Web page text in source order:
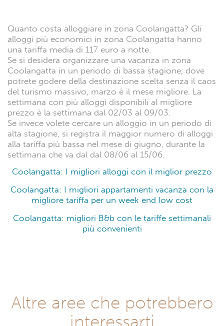
Quanto costa alloggiare in zona Coolangatta? Gli
alloggi più economici in zona Coolangatta hanno
una tariffa media di 117 euro a notte.
Se si desidera organizzare una vacanza in zona
Coolangatta in un periodo di bassa stagione, dove
potrete godere della destinazione scelta senza il caos
del turismo massivo, marzo è il mese migliore. La
settimana con più alloggi disponibili al migliore
prezzo è la settimana dal 02/03 al 09/03.
Se invece volete cercare un alloggio in un periodo di
alta stagione, si registra il maggior numero di alloggi
alla tariffa più bassa nel mese di giugno, durante la
settimana che va dal dal 08/06 al 15/06.
Coolangatta: I migliori alloggi con il miglior prezzo
Coolangatta: I migliori appartamenti vacanza con la
migliore tariffa per un week end low cost
Coolangatta: migliori B&b con le tariffe settimanali
più convenienti
Altre aree che potrebbero
interessarti